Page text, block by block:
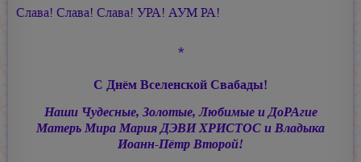
Слава! Слава! Слава! УРА! АУМ РА!
*
С Днём Вселенской Свабады!
Наши Чудесные, Золотые, Любимые и ДоРАгие
Матерь МираМария ДЭВИ ХРИСТОСи Владыка
Иоанн-Пётр Второй!